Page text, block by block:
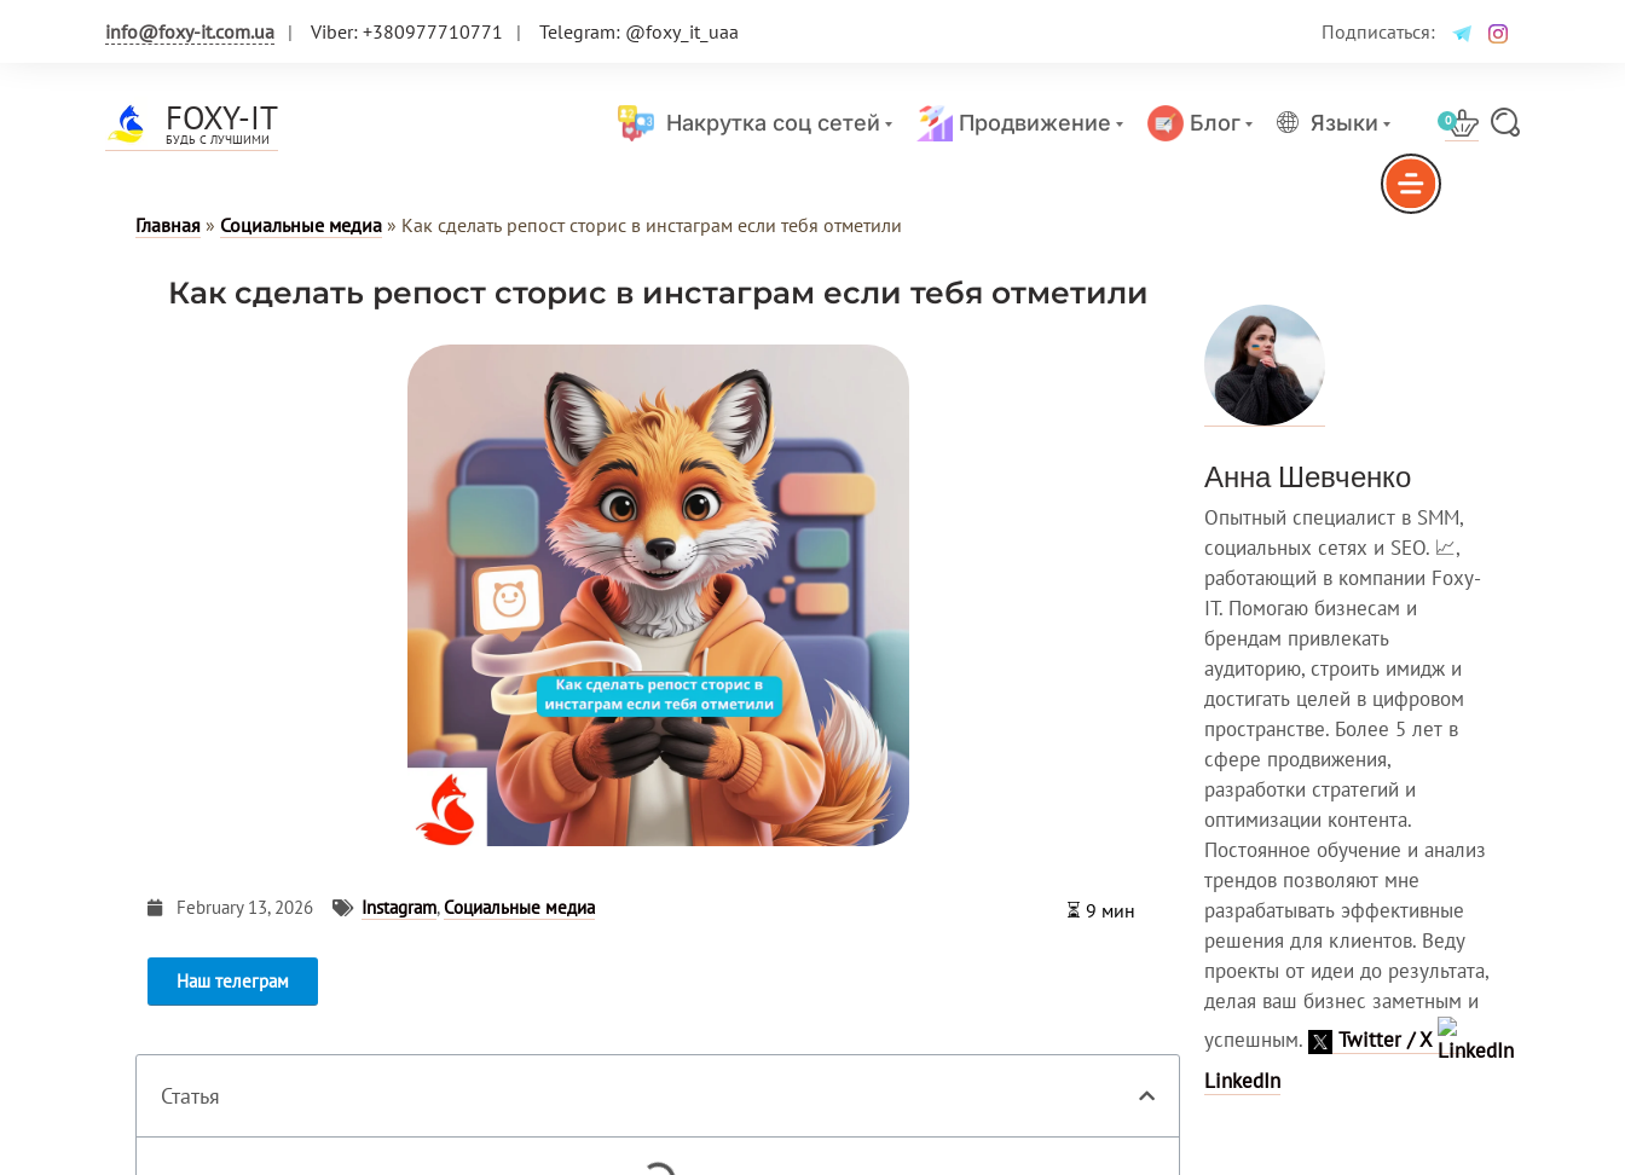
info@foxy-it.com.ua Viber: +380977710771 Telegram: @foxy_it_uaa Подписаться:
FOXY-IT
БУДЬ С ЛУЧШИМИ
Накрутка соц сетей Продвижение Блог Языки 0
Главная » Социальные медиа » Как сделать репост сторис в инстаграм если тебя отметили
Как сделать репост сторис в инстаграм если тебя отметили
February 13, 2026 Instagram,Социальные медиа
Наш телеграм
⏳ 9 мин
Статья
Анна Шевченко
Опытный специалист в SMM,
социальных сетях и SEO. 📈,
работающий в компании Foxy-
IT. Помогаю бизнесам и
брендам привлекать
аудиторию, строить имидж и
достигать целей в цифровом
пространстве. Более 5 лет в
сфере продвижения,
разработки стратегий и
оптимизации контента.
Постоянное обучение и анализ
трендов позволяют мне
разрабатывать эффективные
решения для клиентов. Веду
проекты от идеи до результата,
делая ваш бизнес заметным и
успешным.
Twitter / X
LinkedIn